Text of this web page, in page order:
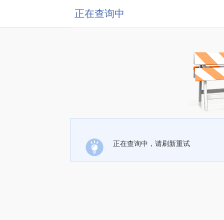
正在查询中
正在查询中，请刷新重试